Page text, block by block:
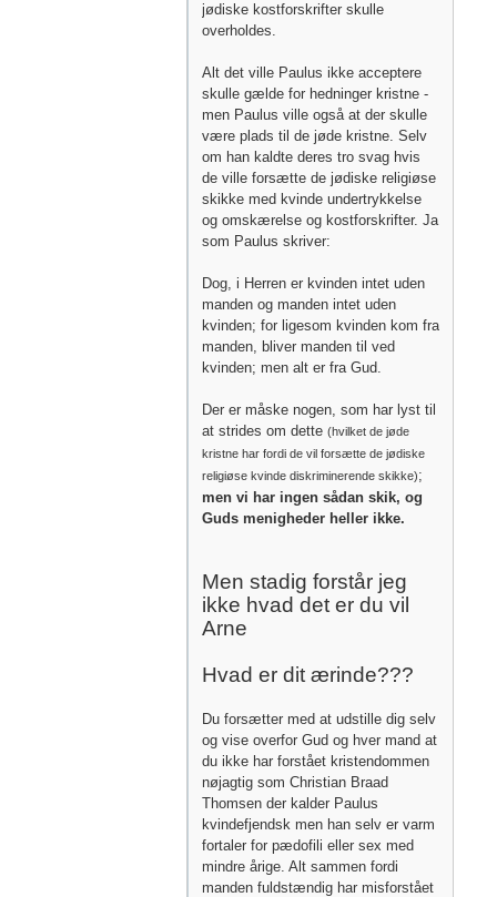
jødiske kostforskrifter skulle
overholdes.
Alt det ville Paulus ikke acceptere
skulle gælde for hedninger kristne -
men Paulus ville også at der skulle
være plads til de jøde kristne. Selv
om han kaldte deres tro svag hvis
de ville forsætte de jødiske religiøse
skikke med kvinde undertrykkelse
og omskærelse og kostforskrifter. Ja
som Paulus skriver:
Dog, i Herren er kvinden intet uden
manden og manden intet uden
kvinden; for ligesom kvinden kom fra
manden, bliver manden til ved
kvinden; men alt er fra Gud.
Der er måske nogen, som har lyst til
at strides om dette (hvilket de jøde
kristne har fordi de vil forsætte de jødiske
religiøse kvinde diskriminerende skikke);
men vi har ingen sådan skik, og
Guds menigheder heller ikke.
Men stadig forstår jeg
ikke hvad det er du vil
Arne
Hvad er dit ærinde???
Du forsætter med at udstille dig selv
og vise overfor Gud og hver mand at
du ikke har forstået kristendommen
nøjagtig som Christian Braad
Thomsen der kalder Paulus
kvindefjendsk men han selv er varm
fortaler for pædofili eller sex med
mindre årige. Alt sammen fordi
manden fuldstændig har misforstået